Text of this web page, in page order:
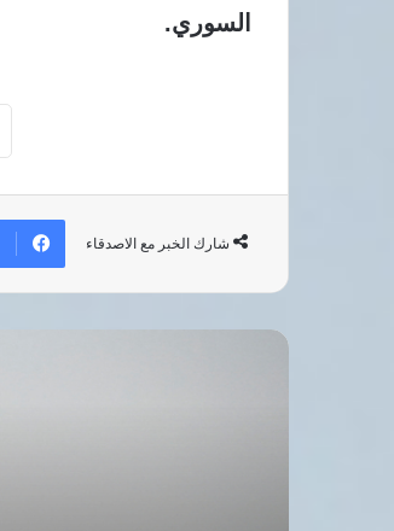
السوري.
شارك الخبر مع الاصدقاء